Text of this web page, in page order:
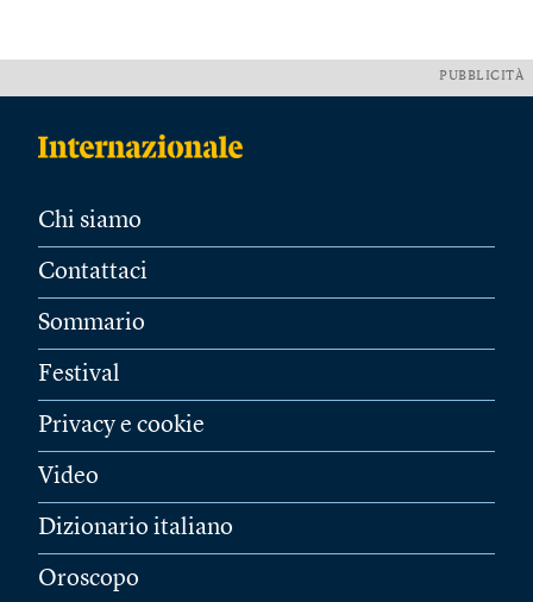
PUBBLICITÀ
Chi siamo
Contattaci
Sommario
Festival
Privacy e cookie
Video
Dizionario italiano
Oroscopo